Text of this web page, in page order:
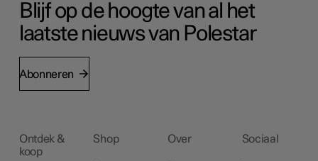
Blijf op de hoogte van al het
laatste nieuws van Polestar
Abonneren
Ontdek &
koop
Shop Over Sociaal